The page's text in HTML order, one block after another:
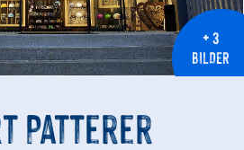
+ 3
BILDER
Patterer